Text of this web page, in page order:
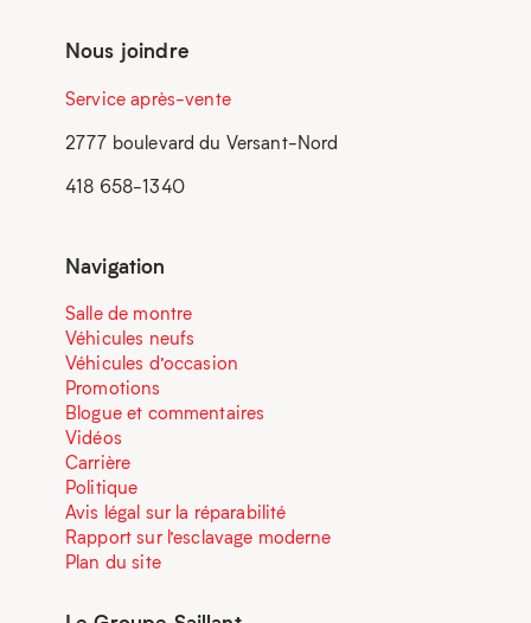
Nous joindre
Service après-vente
2777 boulevard du Versant-Nord
418 658-1340
Navigation
Salle de montre
Véhicules neufs
Véhicules d’occasion
Promotions
Blogue et commentaires
Vidéos
Carrière
Politique
Avis légal sur la réparabilité
Rapport sur l’esclavage moderne
Plan du site